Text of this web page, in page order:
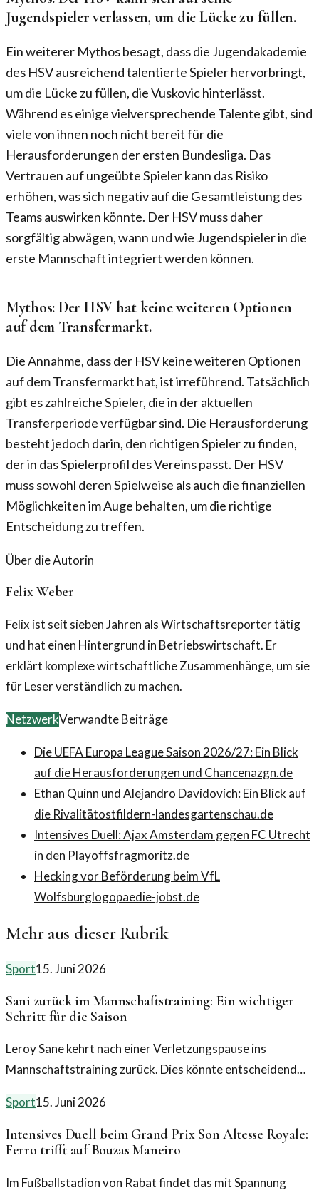
Jugendspieler verlassen, um die Lücke zu füllen.
Ein weiterer Mythos besagt, dass die Jugendakademie
des HSV ausreichend talentierte Spieler hervorbringt,
um die Lücke zu füllen, die Vuskovic hinterlässt.
Während es einige vielversprechende Talente gibt, sind
viele von ihnen noch nicht bereit für die
Herausforderungen der ersten Bundesliga. Das
Vertrauen auf ungeübte Spieler kann das Risiko
erhöhen, was sich negativ auf die Gesamtleistung des
Teams auswirken könnte. Der HSV muss daher
sorgfältig abwägen, wann und wie Jugendspieler in die
erste Mannschaft integriert werden können.
Mythos: Der HSV hat keine weiteren Optionen
auf dem Transfermarkt.
Die Annahme, dass der HSV keine weiteren Optionen
auf dem Transfermarkt hat, ist irreführend. Tatsächlich
gibt es zahlreiche Spieler, die in der aktuellen
Transferperiode verfügbar sind. Die Herausforderung
besteht jedoch darin, den richtigen Spieler zu finden,
der in das Spielerprofil des Vereins passt. Der HSV
muss sowohl deren Spielweise als auch die finanziellen
Möglichkeiten im Auge behalten, um die richtige
Entscheidung zu treffen.
Über die Autorin
Felix Weber
Felix ist seit sieben Jahren als Wirtschaftsreporter tätig
und hat einen Hintergrund in Betriebswirtschaft. Er
erklärt komplexe wirtschaftliche Zusammenhänge, um sie
für Leser verständlich zu machen.
NetzwerkVerwandte Beiträge
Die UEFA Europa League Saison 2026/27: Ein Blick
auf die Herausforderungen und Chancenazgn.de
Ethan Quinn und Alejandro Davidovich: Ein Blick auf
die Rivalitätostfildern-landesgartenschau.de
Intensives Duell: Ajax Amsterdam gegen FC Utrecht
in den Playoffsfragmoritz.de
Hecking vor Beförderung beim VfL
Wolfsburglogopaedie-jobst.de
Mehr aus dieser Rubrik
Sport15. Juni 2026
Sani zurück im Mannschaftstraining: Ein wichtiger
Schritt für die Saison
Leroy Sane kehrt nach einer Verletzungspause ins
Mannschaftstraining zurück. Dies könnte entscheidend
Sport15. Juni 2026
Intensives Duell beim Grand Prix Son Altesse Royale:
Ferro trifft auf Bouzas Maneiro
Im Fußballstadion von Rabat findet das mit Spannung